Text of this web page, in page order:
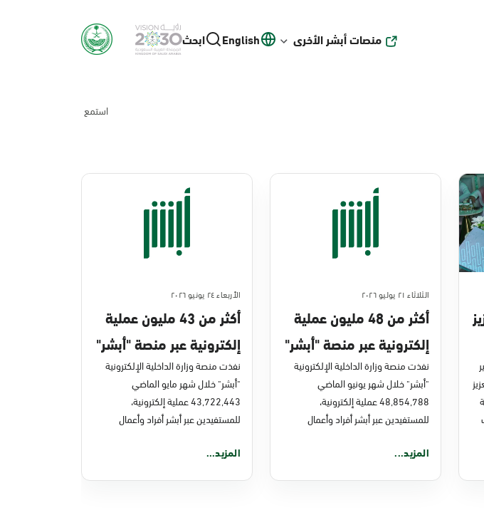
منصات أبشر الأخرى English ابحث
استمع
الثلاثاء ٢١ يوليو ٢٠٢٦
أكثر من 48 مليون عملية
إلكترونية عبر منصة "أبشر"
في يونيو 2026م
نفذت منصة وزارة الداخلية الإلكترونية
"أبشر" خلال شهر يونيو الماضي
48,854,788 عملية إلكترونية،
للمستفيدين عبر أبشر أفراد وأعمال
المزيد...
الأربعاء ٢٤ يونيو ٢٠٢٦
أكثر من 43 مليون عملية
إلكترونية عبر منصة "أبشر"
في مايو 2026م
نفذت منصة وزارة الداخلية الإلكترونية
"أبشر" خلال شهر مايو الماضي
43,722,443 عملية إلكترونية،
للمستفيدين عبر أبشر أفراد وأعمال
المزيد...